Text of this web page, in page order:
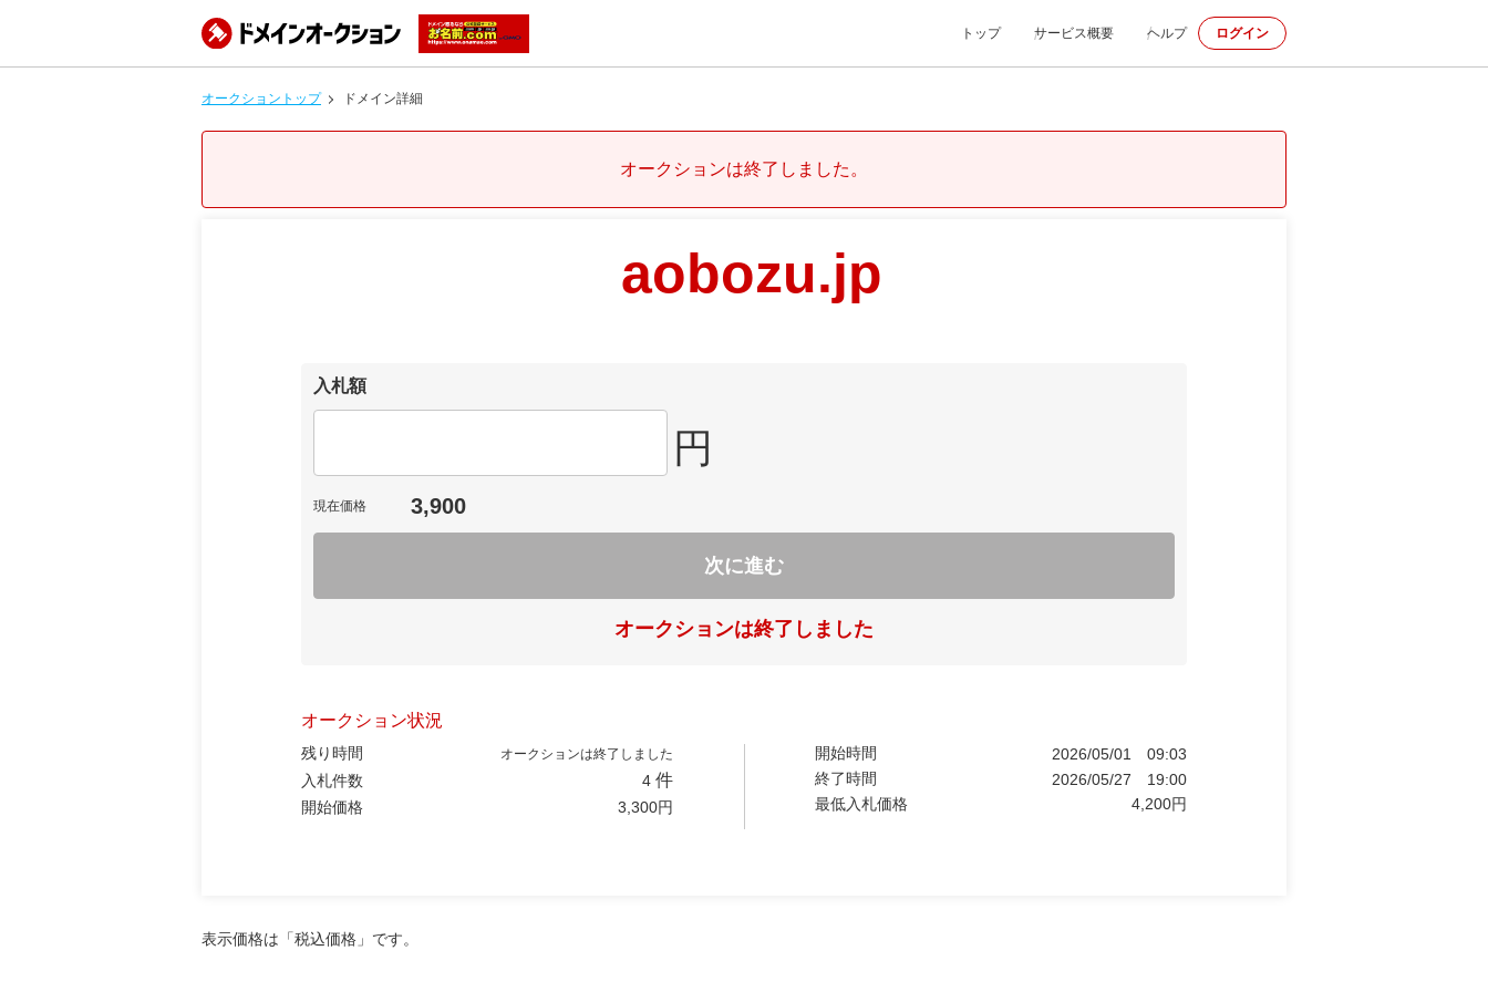
トップ サービス概要 ヘルプ ログイン
オークショントップ ドメイン詳細
オークションは終了しました。
aobozu.jp
入札額
円
現在価格 3,900
次に進む
オークションは終了しました
オークション状況
残り時間 オークションは終了しました
入札件数 4 件
開始価格 3,300円
開始時間 2026/05/01
09:03
終了時間
2026/05/27
19:00
最低入札価格
4,200円
表示価格は「税込価格」です。